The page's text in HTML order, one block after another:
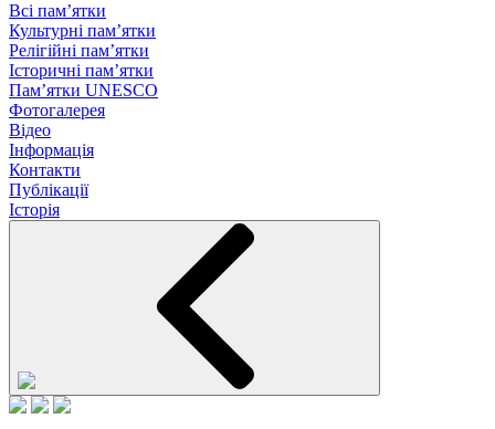
Всі пам’ятки
Культурні пам’ятки
Релігійні пам’ятки
Історичні пам’ятки
Пам’ятки UNESCO
Фотогалерея
Відео
Інформація
Контакти
Публікації
Історія